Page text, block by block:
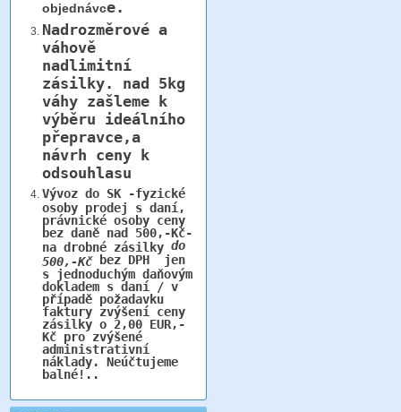
objednávce.
Nadrozměrové a
váhově
nadlimitní
zásilky. nad 5kg
váhy zašleme k
výběru ideálního
přepravce,a
návrh ceny k
odsouhlasu
Vývoz do SK -fyzické
osoby prodej s daní,
právnické osoby ceny
bez daně nad 500,-Kč-
na drobné zásilky do
500,-Kčbez DPH jen
s jednoduchým daňovým
dokladem s daní / v
případě požadavku
faktury zvýšení ceny
zásilky o 2,00 EUR,-
Kč pro zvýšené
administrativní
náklady. Neúčtujeme
balné!..